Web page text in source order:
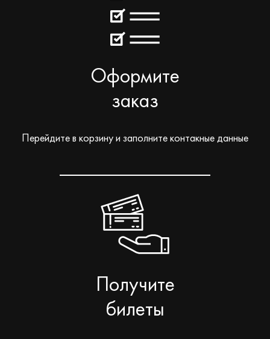
Оформите
заказ
Перейдите в корзину и заполните контакные данные
Получите
билеты